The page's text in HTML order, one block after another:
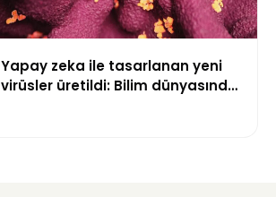
Yapay zeka ile tasarlanan yeni
virüsler üretildi: Bilim dünyasında